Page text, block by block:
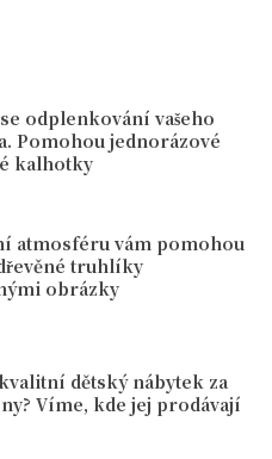
odplenkování vašeho
Pomohou jednorázové
kalhotky
atmosféru vám pomohou
truhlíky
obrázky
dětský nábytek za
Víme, kde jej prodávají